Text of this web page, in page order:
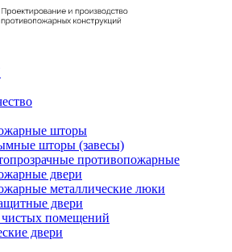
шторы
шторы (завесы)
противопожарные
двери
металлические люки
двери
чистых помещений
двери